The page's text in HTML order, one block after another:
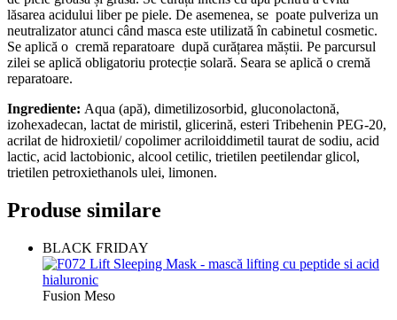
lăsarea acidului liber pe piele. De asemenea, se poate pulveriza un
neutralizator atunci când masca este utilizată în cabinetul cosmetic.
Se aplică o cremă reparatoare după curățarea măștii. Pe parcursul
zilei se aplică obligatoriu protecție solară. Seara se aplică o cremă
reparatoare.
Ingrediente: Aqua (apă), dimetilizosorbid, gluconolactonă,
izohexadecan, lactat de miristil, glicerină, esteri Tribehenin PEG-20,
acrilat de hidroxietil/ copolimer acriloiddimetil taurat de sodiu, acid
lactic, acid lactobionic, alcool cetilic, trietilen peetilendar glicol,
trietilen petroxiethanols ulei, limonen.
Produse similare
BLACK FRIDAY
Fusion Meso